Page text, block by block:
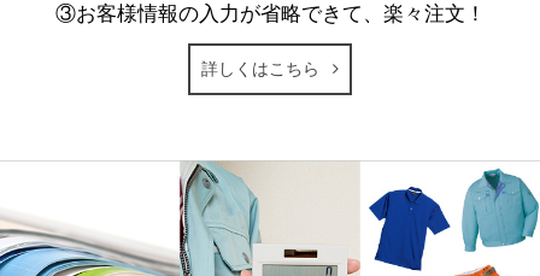
③お客様情報の入力が省略できて、楽々注文！
詳しくはこちら